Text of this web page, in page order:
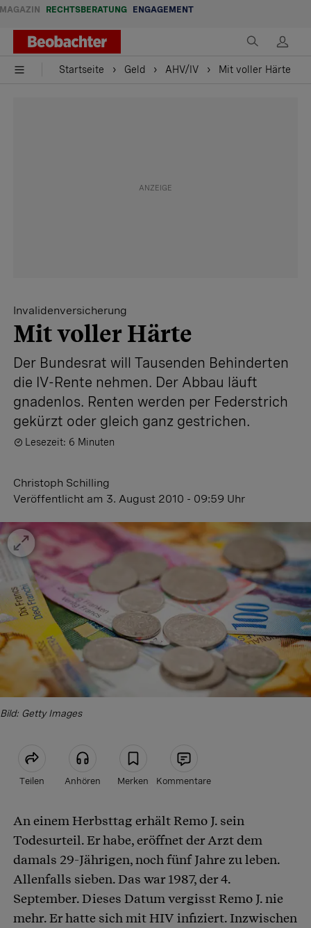
MAGAZIN RECHTSBERATUNG ENGAGEMENT
Startseite Geld AHV/IV Mit voller Härte
Invalidenversicherung
Mit voller Härte
Der Bundesrat will Tausenden Behinderten
die IV-Rente nehmen. Der Abbau läuft
gnadenlos. Renten werden per Federstrich
gekürzt oder gleich ganz gestrichen.
Lesezeit: 6 Minuten
Christoph Schilling
Veröffentlicht am 3. August 2010 - 09:59 Uhr
Bild: Getty Images
Teilen Anhören Merken Kommentare
Artikel teilen
An einem Herbsttag erhält Remo J. sein
Todesurteil. Er habe, eröffnet der Arzt dem
damals 29-Jährigen, noch fünf Jahre zu leben.
Allenfalls sieben. Das war 1987, der 4.
September. Dieses Datum vergisst Remo J. nie
mehr. Er hatte sich mit HIV infiziert. Inzwischen